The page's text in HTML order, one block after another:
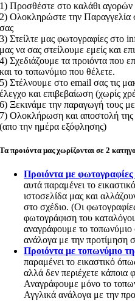
1) Προσθέστε στο καλάθι αγορών
2) Ολοκληρώστε την Παραγγελία
σας
3) Στείλτε μας φωτογραφίες στο
μας να σας στείλουμε εμείς και
4) Σχεδιάζουμε τα προιόντα που
και το τοπωνύμιο που θέλετε.
5) Στέλνουμε στο email σας τις
έλεγχο και επιβεβαίωση (χωρίς
6) Ξεκινάμε την παραγωγή τους
7) Ολοκλήρωση και αποστολή της
(απο την ημέρα εξόφλησης)
Τα προιόντα μας χωρίζονται σε 2
Προιόντα με φωτογραφίες
αυτά παραμένει το
ιστοσελίδα μας και
στο σχέδιο. (Οι
φωτογράφιση του καταλόγου
αναγράφουμε το
ανάλογα με την προτίμηση
Προιόντα με τοπωνύμιο
παραμένει το εικαστικό
αλλά δεν περιέχετε κάποια
Αναγράφουμε μόνο το
Αγγλικά ανάλογα με την